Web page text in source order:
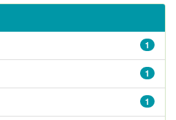
1
1
1